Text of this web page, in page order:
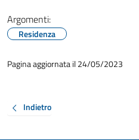
Argomenti:
Residenza
Pagina aggiornata il 24/05/2023
Indietro